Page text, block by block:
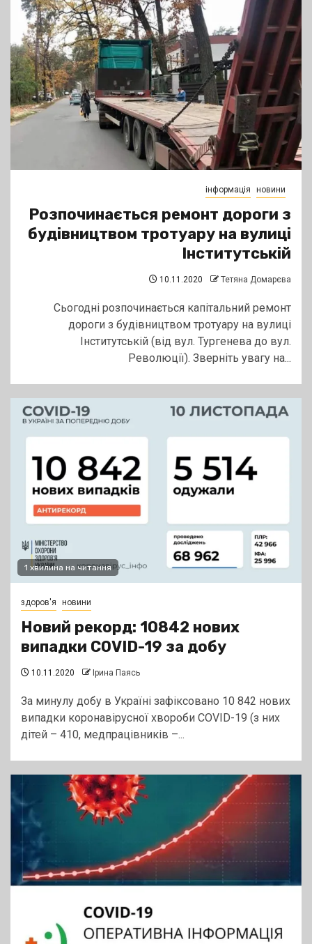
інформація новини
Розпочинається ремонт дороги з
будівництвом тротуару на вулиці
Інститутській
10.11.2020 Тетяна Домарєва
Сьогодні розпочинається капітальний ремонт
дороги з будівництвом тротуару на вулиці
Інститутській (від вул. Тургенева до вул.
Революції). Зверніть увагу на...
1 хвилина на читання
здоров'я новини
Новий рекорд: 10842 нових
випадки COVID-19 за добу
10.11.2020 Ірина Паясь
За минулу добу в Україні зафіксовано 10 842 нових
випадки коронавірусної хвороби COVID-19 (з них
дітей – 410, медпрацівників –...